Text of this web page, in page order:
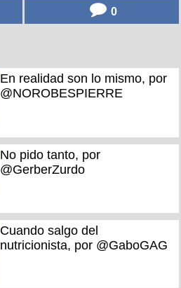
0
En realidad son lo mismo, por
@NOROBESPIERRE
No pido tanto, por
@GerberZurdo
Cuando salgo del
nutricionista, por @GaboGAG